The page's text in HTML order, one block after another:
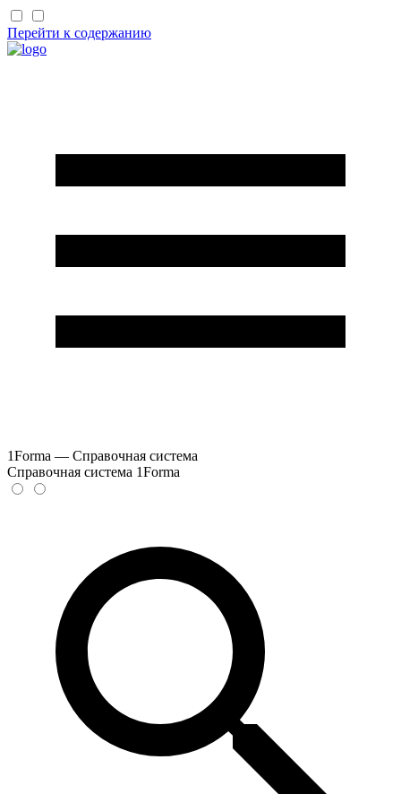
Перейти к содержанию
1Forma — Справочная система
Справочная система 1Forma